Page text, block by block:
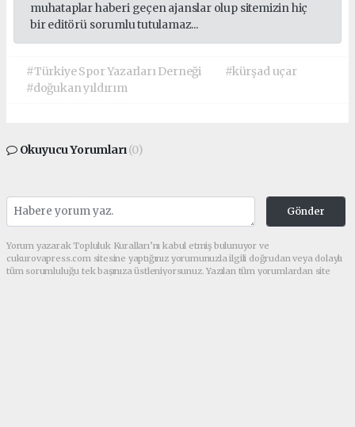
muhataplar haberi geçen ajanslar olup sitemizin hiç
bir editörü sorumlu tutulamaz...
#Türkiye Spor Yazarları Derneği
#kürşad uçar
#doğukan yıldırım
Okuyucu Yorumları(0)
Gönder
Yorum yazarak Topluluk Kuralları’nı kabul etmiş bulunuyor ve
cukurovapress.com sitesine yaptığınız yorumunuzla ilgili doğrudan veya dolaylı
tüm sorumluluğu tek başınıza üstleniyorsunuz. Yazılan tüm yorumlardan site